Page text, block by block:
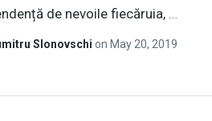
de nevoile fiecăruia,
Slonovschi on May 20, 2019